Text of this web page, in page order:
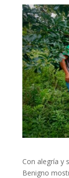
Con alegría y
Benigno